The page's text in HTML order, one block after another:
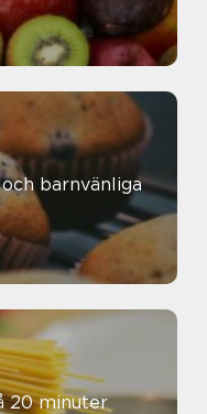
barnvänliga
20 minuter